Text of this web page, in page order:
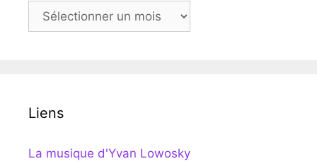
Archives
Liens
La musique d'Yvan Lowosky